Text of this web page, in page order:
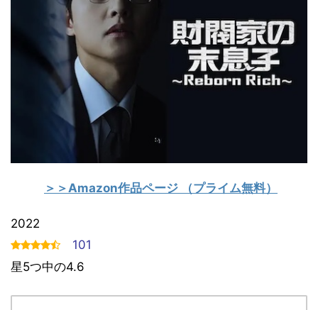
＞＞Amazon作品ページ （プライム無料）
2022
101
星5つ中の4.6